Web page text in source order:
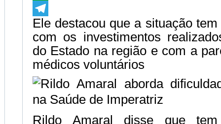
WhatsApp
Telegram
Ele destacou que a situação
com os investimentos
do Estado na região e com a
médicos voluntários
Rildo Amaral disse que